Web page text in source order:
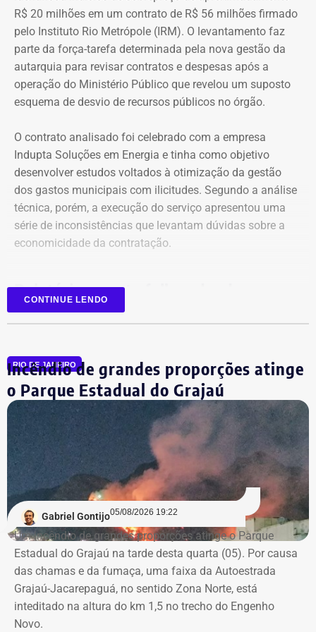
O crescimento patrimonial, por si só, não indica a
existência de irregularidades.
Declaração de bens de Vinícius Cozzolino em 2026 — Foto:
Reprodução/Divulgacand
Declaração de bens de Vinícius Cozzolino em 2022 — Foto:
Reprodução/Divulgacand
R$ 20 milhões em um contrato de R$ 56 milhões firmado
pelo Instituto Rio Metrópole (IRM). O levantamento faz
parte da força-tarefa determinada pela nova gestão da
autarquia para revisar contratos e despesas após a
operação do Ministério Público que revelou um suposto
esquema de desvio de recursos públicos no órgão.
O contrato analisado foi celebrado com a empresa
Indupta Soluções em Energia e tinha como objetivo
desenvolver estudos voltados à otimização da gestão
dos gastos municipais com ilicitudes. Segundo a análise
técnica, porém, a execução do serviço apresentou uma
série de inconsistências que levantam dúvidas sobre a
economicidade da contratação.
Relatório aponta falhas desde o
planejamento
auditores está a concentração de funções incompatíveis
dentro do processo de contratação. Conforme o relatório,
os mesmos agentes públicos participaram das etapas de
planejamento, julgamento e fiscalização do contrato,
comprometendo a segregação de funções.
A auditoria também aponta indícios de restrição à
competitividade da licitação, observados pela baixa
variação entre as propostas apresentadas pelas
empresas concorrentes, além de falhas na elaboração do
termo de referência.
Outro ponto que chamou a atenção dos técnicos foi a
ausência de critérios objetivos para justificar a
contratação da equipe prevista. Em uma das fases do
projeto, o contrato estimava a atuação de 76
CONTINUE LENDO
RIO DE JANEIRO
Incêndio de grandes proporções atinge
o Parque Estadual do Grajaú
Gabriel Gontijo05/08/2026 19:22
Um incêndio de grandes proporções atinge o Parque
Estadual do Grajaú na tarde desta quarta (05). Por causa
das chamas e da fumaça, uma faixa da Autoestrada
Grajaú-Jacarepaguá, no sentido Zona Norte, está
inteditado na altura do km 1,5 no trecho do Engenho
Novo.